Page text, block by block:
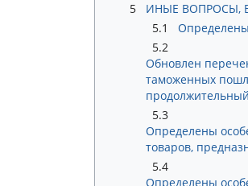
5
ИНЫЕ ВОПРОСЫ,
5.1
5.2
Обновлен
таможенных
5.3
Определены
товаров,
5.4
Определены